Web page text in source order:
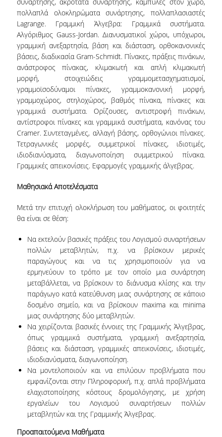
ΕΙΔΙΚΟ ΤΕΧΝΙΚΟ ΚΑΙ ΕΡΓΑΣΤΗΡΙΑΚΟ
ΠΡΟΣΩΠΙΚΟ (Ε.Τ.Ε.Π.)
ΥΠΟΨΗΦΙΟΙ ΔΙΔΑΚΤΟΡΕΣ.
ΔΙΟΙΚΗΤΙΚΟ ΠΡΟΣΩΠΙΚΟ
ΜΗΤΡΩΑ
ΠΡΟΠΤΥΧΙΑΚΕΣ ΣΠΟΥΔΕΣ
ΠΡΟΓΡΑΜΜΑ ΣΠΟΥΔΩΝ
ΟΔΗΓΟΣ ΣΠΟΥΔΩΝ
ΜΑΘΗΜΑΤΑ
ΜΑΘΗΜΑΤΑ ΠΡΟΓΡΑΜΜΑΤΟΣ ΣΠΟΥΔΩΝ
ΜΑΘΗΜΑΤΑ ΕΛΕΥΘΕΡΗΣ ΕΠΙΛΟΓΗΣ
ΕΚΠΑΙΔΕΥΤΙΚΑ ΕΡΓΑΣΤΗΡΙΑ
ΚΑΤΑΤΑΚΤΗΡΙΕΣ ΕΞΕΤΑΣΕΙΣ
ΠΡΑΚΤΙΚΗ ΑΣΚΗΣΗ
ΑΚΑΔΗΜΑΪΚΟΙ ΣΥΜΒΟΥΛΟΙ ΣΠΟΥΔΩΝ
ΠΙΣΤΟΠΟΙΗΣΗ ΠΑΙΔΑΓΩΓΙΚΗΣ ΚΑΙ ΔΙΔΑΚΤΙΚΗΣ
ΕΠΑΡΚΕΙΑΣ
ERASMUS+
ΜΕΤΑΠΤΥΧΙΑΚΕΣ ΣΠΟΥΔΕΣ
ΜΕΤΑΠΤΥΧΙΑΚΑ ΠΡΟΓΡΑΜΜΑΤΑ
ΠΜΣ ΣΤΗΝ ΕΠΙΣΤΗΜΗ ΤΩΝ ΥΠΟΛΟΓΙΣΤΩΝ
ΠΜΣ ΣΤΗΝ ΑΝΑΠΤΥΞΗ ΚΑΙ ΑΣΦΑΛΕΙΑ
ΠΛΗΡΟΦΟΡΙΑΚΩΝ ΣΥΣΤΗΜΑΤΩΝ
πολλαπλά ολοκληρώματα συνάρτησης, πολλαπλασιαστές
Lagrange. Γραμμική Άλγεβρα: Γραμμικά συστήματα.
Αλγόριθμος Gauss-Jordan. Διανυσματικοί χώροι, υπόχωροι,
γραμμική ανεξαρτησία, βάση και διάσταση, ορθοκανονικές
βάσεις, διαδικασία Gram-Schmidt. Πίνακες, πράξεις πινάκων,
ανάστροφος πίνακας, κλιμακωτή και απλή κλιμακωτή
μορφή, στοιχειώδεις γραμμομετασχηματισμοί,
γραμμοϊσοδύναμοι πίνακες, γραμμοκανονική μορφή,
γραμμοχώρος, στηλοχώρος, βαθμός πίνακα, πίνακες και
γραμμικά συστήματα. Ορίζουσες, αντιστροφή πινάκων,
αντίστροφοι πίνακες και γραμμικά συστήματα, κανόνας του
Cramer. Συντεταγμένες, αλλαγή βάσης, ορθογώνιοι πίνακες.
Τετραγωνικές μορφές, συμμετρικοί πίνακες, ιδιοτιμές,
ιδιοδιανύσματα, διαγωνοποίηση συμμετρικού πίνακα.
Γραμμικές απεικονίσεις. Εφαρμογές γραμμικής άλγεβρας.
Μαθησιακά Αποτελέσματα
Μετά την επιτυχή ολοκλήρωση του μαθήματος, οι φοιτητές
θα είναι σε θέση:
Να εκτελούν βασικές πράξεις του Λογισμού συναρτήσεων
πολλών μεταβλητών, π.χ. να βρίσκουν μερικές
παραγώγους και να τις χρησιμοποιούν για να
ερμηνεύουν το τρόπο με τον οποίο μια συνάρτηση
μεταβάλλεται, να βρίσκουν το διάνυσμα κλίσης και την
παράγωγο κατά κατεύθυνση μιας συνάρτησης σε κάποιο
δοσμένο σημείο, και να βρίσκουν maxima και minima
μιας συνάρτησης δύο μεταβλητών.
Να χειρίζονται βασικές έννοιες της Γραμμικής Άλγεβρας,
όπως γραμμικά συστήματα, γραμμική ανεξαρτησία,
βάσεις και διάσταση, γραμμικές απεικονίσεις, ιδιοτιμές,
ιδιοδιανύσματα, διαγωνοποίηση.
Να μοντελοποιούν και να επιλύουν προβλήματα που
εμφανίζονται στην Πληροφορική, π.χ. απλά προβλήματα
ελαχιστοποίησης κόστους δρομολόγησης, με χρήση
εργαλείων του Λογισμού συναρτήσεων πολλών
μεταβλητών και της Γραμμικής Άλγεβρας.
Προαπαιτούμενα Μαθήματα